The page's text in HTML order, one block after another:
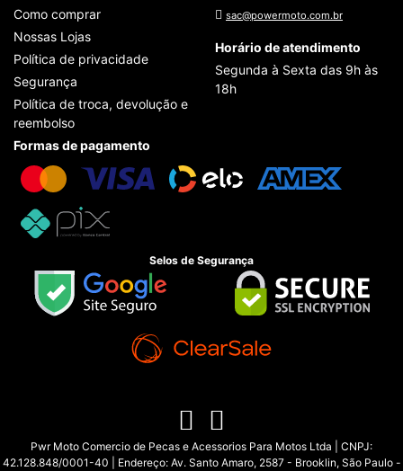
Como comprar
Nossas Lojas
Política de privacidade
Segurança
Política de troca, devolução e
reembolso
sac@powermoto.com.br
Horário de atendimento
Segunda à Sexta das 9h às
18h
Formas de pagamento
Selos de Segurança
Pwr Moto Comercio de Pecas e Acessorios Para Motos Ltda | CNPJ:
42.128.848/0001-40 | Endereço: Av. Santo Amaro, 2587 - Brooklin, São Paulo -